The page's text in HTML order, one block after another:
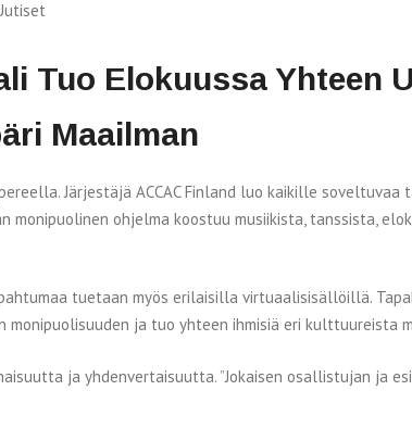
Tuo Elokuussa Yhteen
Maailman
Järjestäjä ACCAC Finland luo kaikille
ohjelma koostuu musiikista, tanssista,
tuetaan myös erilaisilla virtuaalisisällöillä.
ja tuo yhteen ihmisiä eri
ja yhdenvertaisuutta. ”Jokaisen osallistujan